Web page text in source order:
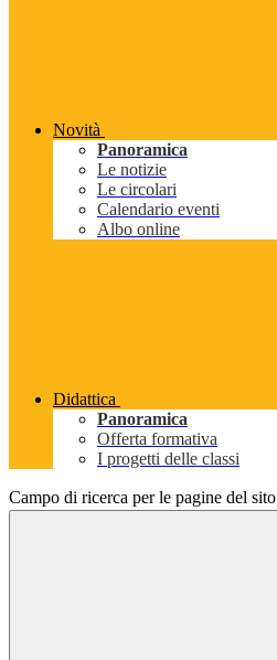
Novità
Panoramica
Le notizie
Le circolari
Calendario eventi
Albo online
Didattica
Panoramica
Offerta formativa
I progetti delle classi
Campo di ricerca per le pagine del sito